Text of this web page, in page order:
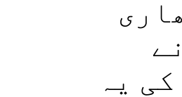
یہ